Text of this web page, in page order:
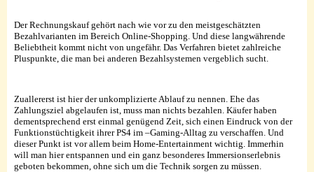
Der Rechnungskauf gehört nach wie vor zu den meistgeschätzten
Bezahlvarianten im Bereich Online-Shopping. Und diese langwährende
Beliebtheit kommt nicht von ungefähr. Das Verfahren bietet zahlreiche
Pluspunkte, die man bei anderen Bezahlsystemen vergeblich sucht.
Zuallererst ist hier der unkomplizierte Ablauf zu nennen. Ehe das
Zahlungsziel abgelaufen ist, muss man nichts bezahlen. Käufer haben
dementsprechend erst einmal genügend Zeit, sich einen Eindruck von der
Funktionstüchtigkeit ihrer PS4 im –Gaming-Alltag zu verschaffen. Und
dieser Punkt ist vor allem beim Home-Entertainment wichtig. Immerhin
will man hier entspannen und ein ganz besonderes Immersionserlebnis
geboten bekommen, ohne sich um die Technik sorgen zu müssen.